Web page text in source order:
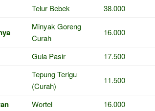
Telur Bebek
38.000
Minyak Goreng
Curah
16.000
Gula Pasir 17.500
Tepung Terigu
(Curah)
11.500
Wortel 16.000